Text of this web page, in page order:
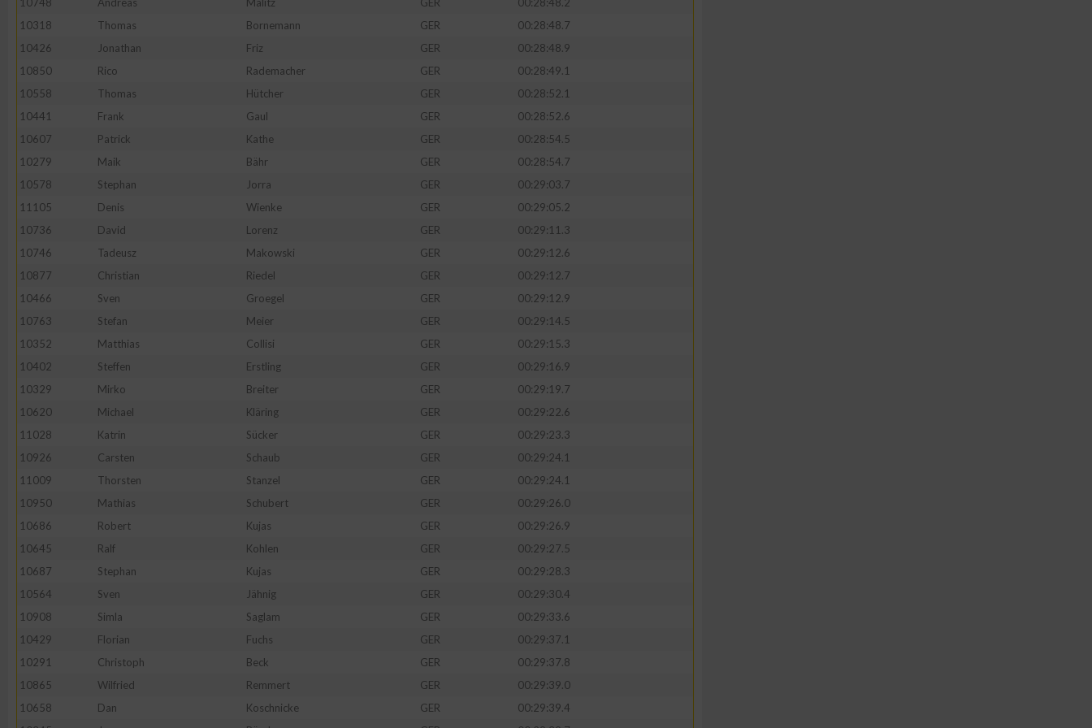
10318
Thomas Bornemann GER
00:28:48.7
10426
Jonathan Friz GER
00:28:48.9
10850
Rico Rademacher GER
00:28:49.1
10558
Thomas Hütcher GER
00:28:52.1
10441
Frank Gaul GER
00:28:52.6
10607
Patrick Kathe GER
00:28:54.5
10279
Maik Bähr GER
00:28:54.7
10578
Stephan Jorra GER
00:29:03.7
11105
Denis Wienke GER
00:29:05.2
10736
David Lorenz GER
00:29:11.3
10746
Tadeusz Makowski GER
00:29:12.6
10877
Christian Riedel GER
00:29:12.7
10466
Sven Groegel GER
00:29:12.9
10763
Stefan Meier GER
00:29:14.5
10352
Matthias Collisi GER
00:29:15.3
10402
Steffen Erstling GER
00:29:16.9
10329
Mirko Breiter GER
00:29:19.7
10620
Michael Kläring GER
00:29:22.6
11028
Katrin Sücker GER
00:29:23.3
10926
Carsten Schaub GER
00:29:24.1
11009
Thorsten Stanzel GER
00:29:24.1
10950
Mathias Schubert GER
00:29:26.0
10686
Robert Kujas GER
00:29:26.9
10645
Ralf Kohlen GER
00:29:27.5
10687
Stephan Kujas GER
00:29:28.3
10564
Sven Jähnig GER
00:29:30.4
10908
Simla Saglam GER
00:29:33.6
10429
Florian Fuchs GER
00:29:37.1
10291
Christoph Beck GER
00:29:37.8
10865
Wilfried Remmert GER
00:29:39.0
10658
Dan Koschnicke GER
00:29:39.4
Erstellung von Profilen zur Personalisierung von Inhalten
Messung der Werbeleistung
Messung der Performance von Inhalten
Analyse von Zielgruppen durch Statistiken oder Kombinationen von Daten aus
Entwicklung und Verbesserung der Angebote
IAB-Besonderheiten:
Geräte anhand von aktiv angeforderten Informationen identifizieren
Nicht-IAB-Verarbeitungszwecke:
Notwendig
Performance
Funktional